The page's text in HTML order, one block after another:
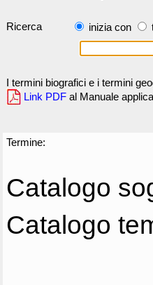
Ricerca inizia con
I termini biografici e i termini
Link PDF al Manuale
Termine:
Catalogo
Catalogo